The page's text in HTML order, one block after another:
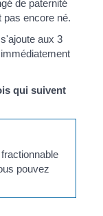
de paternité
pas encore né.
aux 3
qui suivent
pouvez